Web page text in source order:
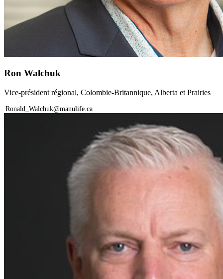
Ron Walchuk
Vice-président régional, Colombie-Britannique, Alberta et Prairies
Ronald_Walchuk@manulife.ca